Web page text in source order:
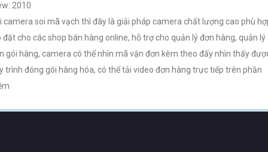
2010.
camera soi mã vạch thì đây là giải pháp camera chất lượng cao phù
đặt cho các shop bán hàng online, hỗ trợ cho quản lý đơn hàng, quản lý
gói hàng, camera có thể nhìn mã vận đơn kèm theo đấy nhìn thấy
trình đóng gói hàng hóa, có thể tải video đơn hàng trực tiếp trên phần